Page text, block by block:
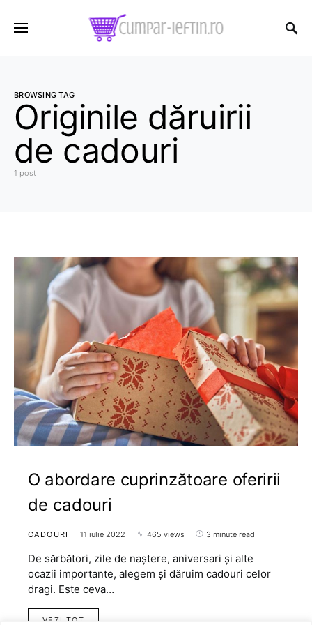
BROWSING TAG
Originile dăruirii
de cadouri
1 post
O abordare cuprinzătoare oferirii
de cadouri
CADOURI 11 iulie 2022 465 views 3 minute read
De sărbători, zile de naștere, aniversari și alte
ocazii importante, alegem și dăruim cadouri celor
dragi. Este ceva…
VEZI TOT